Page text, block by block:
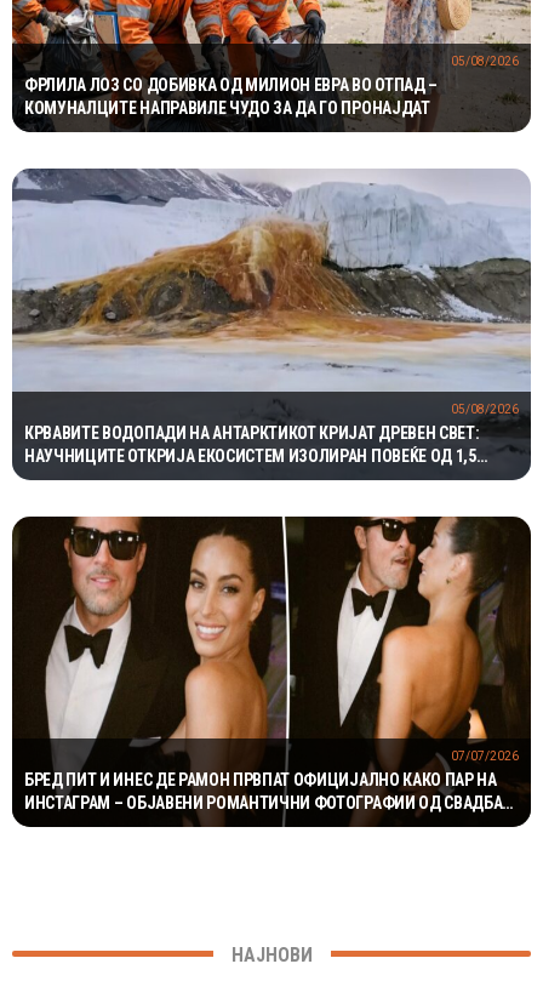
ФРЛИЛА ЛОЗ СО ДОБИВКА ОД МИЛИОН ЕВРА ВО ОТПАД –
КОМУНАЛЦИТЕ НАПРАВИЛЕ ЧУДО ЗА ДА ГО ПРОНАЈДАТ
05/08/2026
КРВАВИТЕ ВОДОПАДИ НА АНТАРКТИКОТ КРИЈАТ ДРЕВЕН СВЕТ:
НАУЧНИЦИТЕ ОТКРИЈА ЕКОСИСТЕМ ИЗОЛИРАН ПОВЕЌЕ ОД 1,5
МИЛИОНИ ГОДИНИ
05/08/2026
БРЕД ПИТ И ИНЕС ДЕ РАМОН ПРВПАТ ОФИЦИЈАЛНО КАКО ПАР НА
ИНСТАГРАМ – ОБЈАВЕНИ РОМАНТИЧНИ ФОТОГРАФИИ ОД СВАДБАТА
КАЈ ТЕЈЛОР СВИФТ И ТРЕВИС КЕЛСИ
07/07/2026
НАЈНОВИ